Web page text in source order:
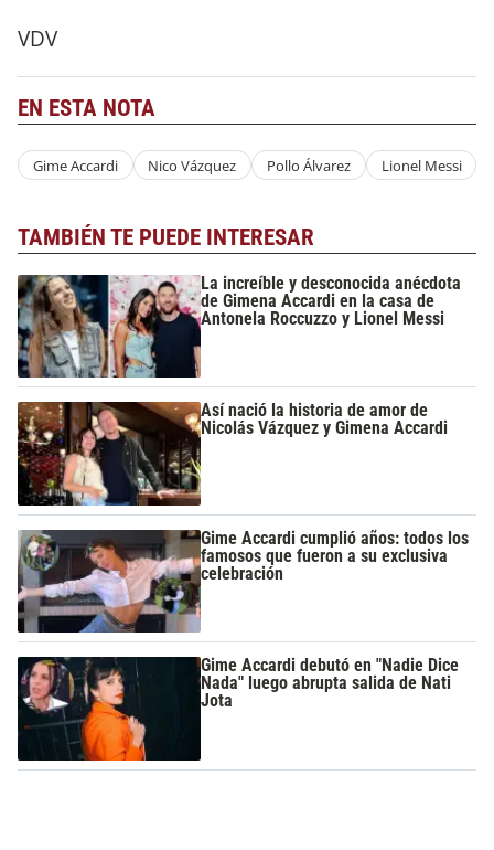
VDV
EN ESTA NOTA
Gime Accardi Nico Vázquez Pollo Álvarez Lionel Messi
TAMBIÉN TE PUEDE INTERESAR
La increíble y desconocida anécdota
de Gimena Accardi en la casa de
Antonela Roccuzzo y Lionel Messi
Así nació la historia de amor de
Nicolás Vázquez y Gimena Accardi
Gime Accardi cumplió años: todos los
famosos que fueron a su exclusiva
celebración
Gime Accardi debutó en "Nadie Dice
Nada" luego abrupta salida de Nati
Jota